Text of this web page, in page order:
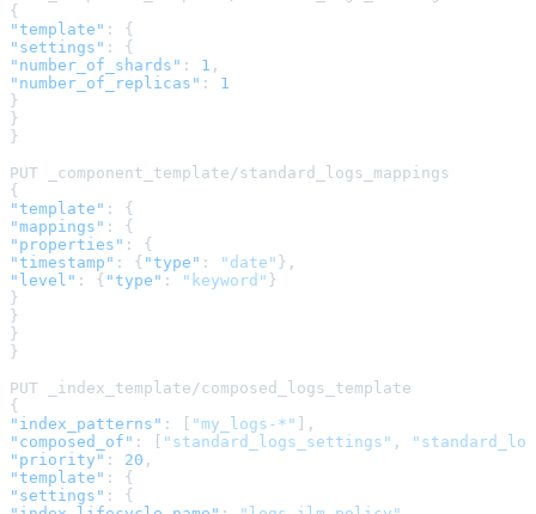
{
"template" :
{
"settings" :
{
"number_of_shards" : 1 ,
"number_of_replicas" :
1
}
}
}
{
"template" :
{
"mappings" :
{
"properties" :
{
"timestamp" : { "type" : "date" } ,
"level" : { "type" : "keyword" }
}
}
}
}
{
"index_patterns" : [ "my_logs-*" ] ,
"composed_of" : [ "standard_logs_settings" ,
"priority" : 20 ,
"template" :
{
"settings" :
{